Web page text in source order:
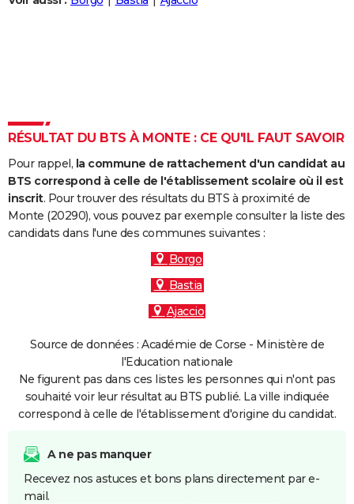
Carte de Noël
Carte Bonne année
Carte Saint-Valentin
Carte Pâques
Carte d'anniversaire
Dictionnaire
Biographies
Citations
Expressions
Proverbes
PROGRAMME TV
COPAINS D'AVANT
S'inscrire
Se connecter
Lycées
Collèges
Primaires
Universités
Entreprises
Service militaire
Avis de recherche
RÉSULTAT DU BTS À MONTE : CE QU'IL FAUT SAVOIR
Pour rappel, la commune de rattachement d'un candidat au
BTS correspond à celle de l'établissement scolaire où il est
inscrit. Pour trouver des résultats du BTS à proximité de
Monte (20290), vous pouvez par exemple consulter la liste des
candidats dans l'une des communes suivantes :
Borgo
Bastia
Ajaccio
Source de données : Académie de Corse - Ministère de
l'Education nationale
Ne figurent pas dans ces listes les personnes qui n'ont pas
souhaité voir leur résultat au BTS publié. La ville indiquée
correspond à celle de l'établissement d'origine du candidat.
A ne pas manquer
Recevez nos astuces et bons plans directement par e-
mail.